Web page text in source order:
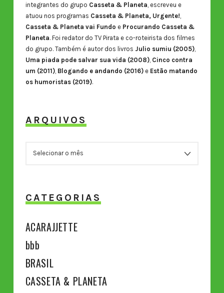
integrantes do grupo Casseta & Planeta , escreveu e
atuou nos programas Casseta & Planeta, Urgente!
Casseta & Planeta vai Fundo e Procurando Casseta &
Planeta. Foi redator do TV Pirata e co-roteirista dos filmes
do grupo. Também é autor dos livros Julio sumiu (2005),
Uma piada pode salvar sua vida (2008), Cinco contra
um (2011), Blogando e andando (2016)e Estão matando
os humoristas (2019).
ARQUIVOS
CATEGORIAS
ACARAJJETTE
bbb
BRASIL
CASSETA & PLANETA